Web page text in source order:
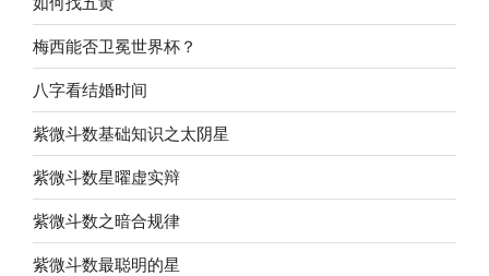
梅西能否卫冕世界杯？
八字看结婚时间
紫微斗数基础知识之太阴星
紫微斗数星曜虚实辩
紫微斗数之暗合规律
紫微斗数最聪明的星